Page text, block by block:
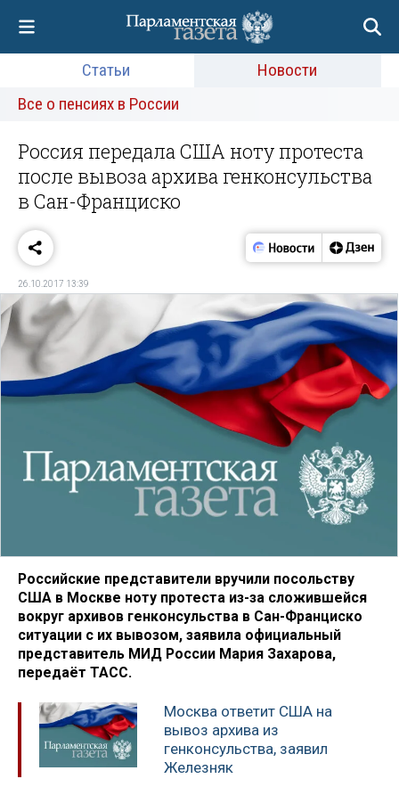
Статьи
Новости
Все о пенсиях в России
Россия передала США ноту протеста
после вывоза архива генконсульства
в Сан-Франциско
26.10.2017 13:39
Российские представители вручили посольству
США в Москве ноту протеста из-за сложившейся
вокруг архивов генконсульства в Сан-Франциско
ситуации с их вывозом, заявила официальный
представитель МИД России Мария Захарова,
передаёт ТАСС.
Москва ответит США на
вывоз архива из
генконсульства, заявил
Железняк